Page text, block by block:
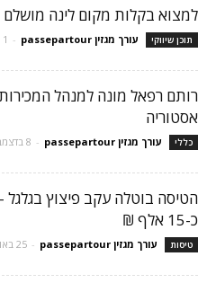
למצוא בקלות מקום לינה
תוכן שיווקי עורך מגזין passepartour - 1 ביולי 2021
רותם רפאל מונה למנהל
אסטוריה
כללי עורך מגזין passepartour - 8 בדצמבר 2022
הטיסה בוטלה עקב פיצוץ בגלגל
כ-15 אלף ₪
טיסות עורך מגזין passepartour - 25 באוגוסט 2021